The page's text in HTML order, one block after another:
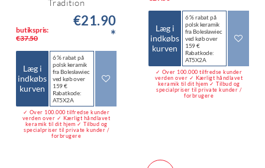
Tradition
butikspris:
€37.50
€21.90
*
Læg i
indkøbs
kurven
6 % rabat på
polsk keramik
fra Bolesławiec
ved køb over
159 €
Rabatkode:
AT5X2A
✓ Over 100.000 tilfredse kunder
verden over ✓ Kærligt håndlavet
keramik til dit hjem ✓ Tilbud og
specialpriser til private kunder /
forbrugere
Læg i
indkøbs
kurven
6 % rabat på
polsk keramik
fra Bolesławiec
ved køb over
159 €
Rabatkode:
AT5X2A
✓ Over 100.000 tilfredse kunder
verden over ✓ Kærligt håndlavet
keramik til dit hjem ✓ Tilbud og
specialpriser til private kunder /
forbrugere